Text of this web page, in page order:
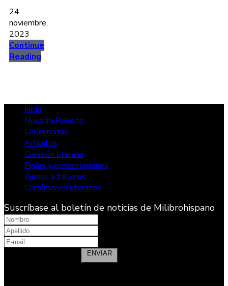
24
noviembre,
2023
Continue
Reading
Inicio
Nuestra Revista
Columnistas
Artículos
Creación literaria
Ferias y presentaciones
Cursos y talleres
Certámenes literarios
Suscríbase al boletín de noticias de Milibrohispano
ENVIAR